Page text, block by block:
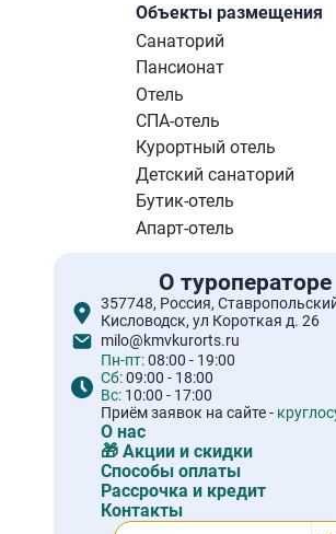
Объекты размещения
Санаторий
Пансионат
Отель
СПА-отель
Курортный отель
Детский санаторий
Бутик-отель
Апарт-отель
О туроператоре
357748, Россия,
Кисловодск, ул Короткая д. 26
milo@kmvkurorts.ru
Пн-пт:08:00 - 19:00
Сб:09:00 - 18:00
Вс: 10:00 - 17:00
Приём заявок на сайте -
О нас
🎁 Акции и скидки
Способы оплаты
Рассрочка и кредит
Контакты